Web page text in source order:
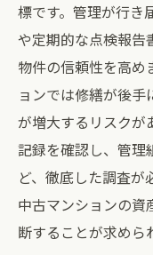
標です。管理が行き
や定期的な点検報告
物件の信頼性を高め
ョンでは修繕が後
が増大するリスクが
記録を確認し、管理
ど、徹底した調査が
中古マンションの資
断することが求めら